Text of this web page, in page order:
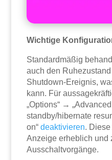
Wichtige
Standardmäßig
auch den
Shutdown-Ereignis,
kann. Für
„Options“ →
standby/hibernate
on“deaktivieren.
Anzeige erheblich und
Ausschaltvorgänge.